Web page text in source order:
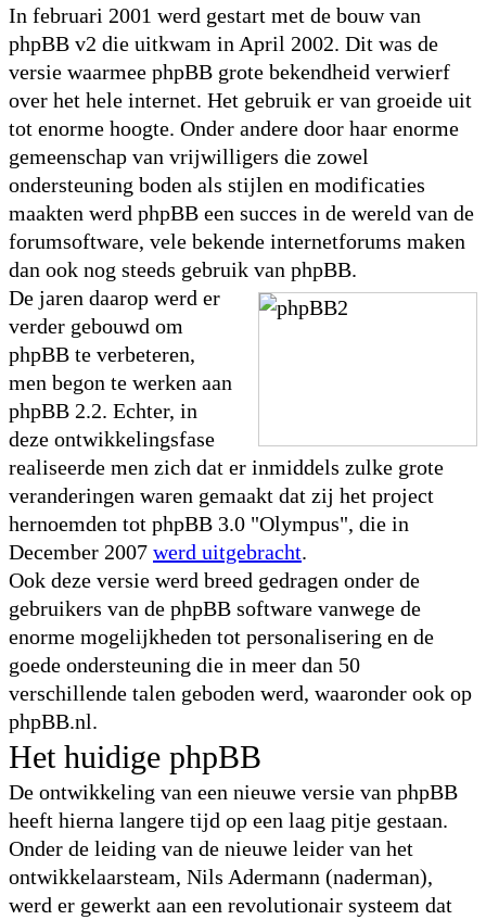
In februari 2001 werd gestart met de bouw van
phpBB v2 die uitkwam in April 2002. Dit was de
versie waarmee phpBB grote bekendheid verwierf
over het hele internet. Het gebruik er van groeide uit
tot enorme hoogte. Onder andere door haar enorme
gemeenschap van vrijwilligers die zowel
ondersteuning boden als stijlen en modificaties
maakten werd phpBB een succes in de wereld van de
forumsoftware, vele bekende internetforums maken
dan ook nog steeds gebruik van phpBB.
De jaren daarop werd er
verder gebouwd om
phpBB te verbeteren,
men begon te werken aan
phpBB 2.2. Echter, in
deze ontwikkelingsfase
realiseerde men zich dat er inmiddels zulke grote
veranderingen waren gemaakt dat zij het project
hernoemden tot phpBB 3.0 "Olympus", die in
December 2007 werd uitgebracht.
Ook deze versie werd breed gedragen onder de
gebruikers van de phpBB software vanwege de
enorme mogelijkheden tot personalisering en de
goede ondersteuning die in meer dan 50
verschillende talen geboden werd, waaronder ook op
phpBB.nl.
Het huidige phpBB
De ontwikkeling van een nieuwe versie van phpBB
heeft hierna langere tijd op een laag pitje gestaan.
Onder de leiding van de nieuwe leider van het
ontwikkelaarsteam, Nils Adermann (naderman),
werd er gewerkt aan een revolutionair systeem dat